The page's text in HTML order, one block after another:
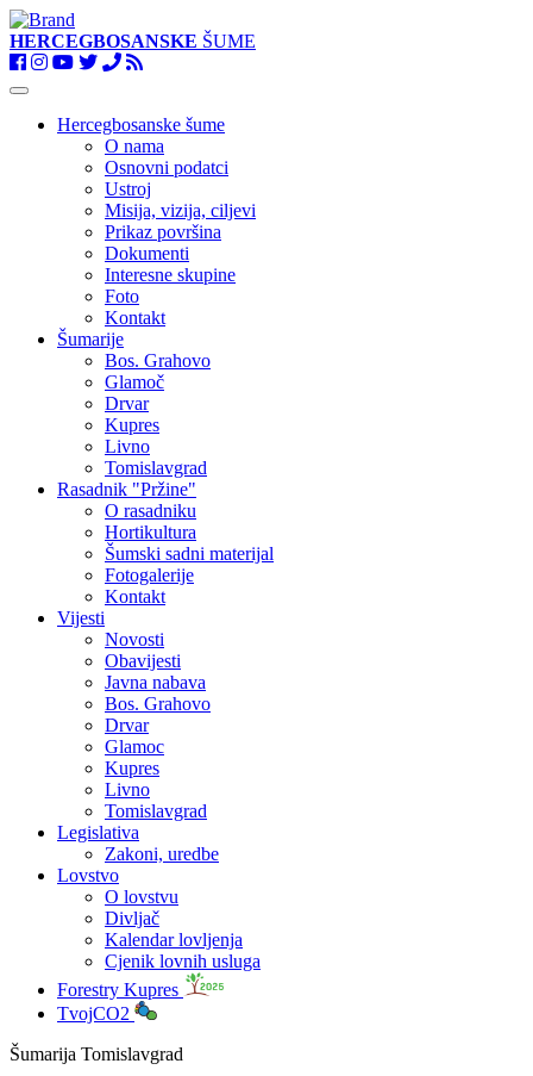
HERCEGBOSANSKE ŠUME
Toggle
navigationHercegbosanske šume
O nama
Osnovni podatci
Ustroj
Misija, vizija, ciljevi
Prikaz površina
Dokumenti
Interesne skupine
Foto
Kontakt
Šumarije
Bos. Grahovo
Glamoč
Drvar
Kupres
Livno
Tomislavgrad
Rasadnik "Pržine"
O rasadniku
Hortikultura
Šumski sadni materijal
Fotogalerije
Kontakt
Vijesti
Novosti
Obavijesti
Javna nabava
Bos. Grahovo
Drvar
Glamoc
Kupres
Livno
Tomislavgrad
Legislativa
Zakoni, uredbe
Lovstvo
O lovstvu
Divljač
Kalendar lovljenja
Cjenik lovnih usluga
Forestry Kupres
TvojCO2
Šumarija Tomislavgrad